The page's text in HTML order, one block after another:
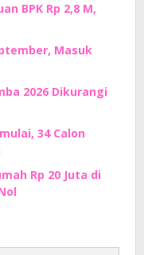
BPK Rp 2,8 M,
Masuk
2026 Dikurangi
34 Calon
Rp 20 Juta di